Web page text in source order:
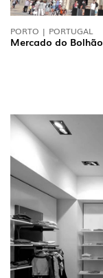
PORTO | PORTUGAL
Mercado do Bolhão